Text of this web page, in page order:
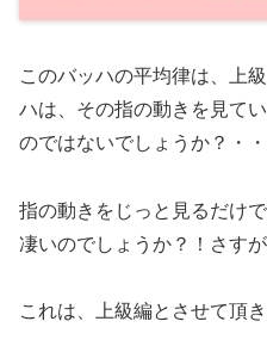
このバッハの平均律は、上
ハは、その指の動きを見て
のではないでしょうか？・・
指の動きをじっと見るだけ
凄いのでしょうか？！さすが
これは、上級編とさせて頂き